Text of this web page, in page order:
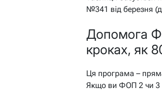
№341 від березня
Допомога
кроках, як
Ця програма – пряма
Якщо ви ФОП 2 чи 3